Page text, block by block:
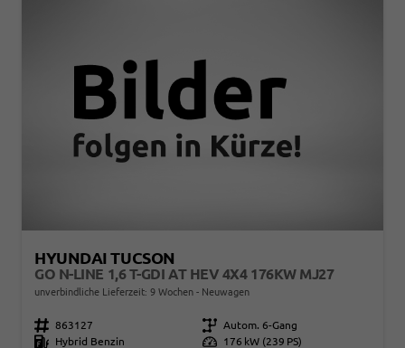
HYUNDAI TUCSON
GO N-LINE 1,6 T-GDI AT HEV 4X4 176KW MJ27
unverbindliche Lieferzeit: 9 Wochen Neuwagen
Fahrzeugnr. 863127 Getriebe Autom. 6-Gang
Kraftstoff
Hybrid Benzin Leistung 176 kW (239 PS)